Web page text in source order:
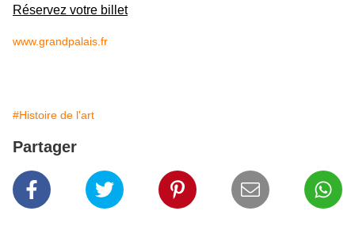
Réservez votre billet
www.grandpalais.fr
#Histoire de l'art
Partager